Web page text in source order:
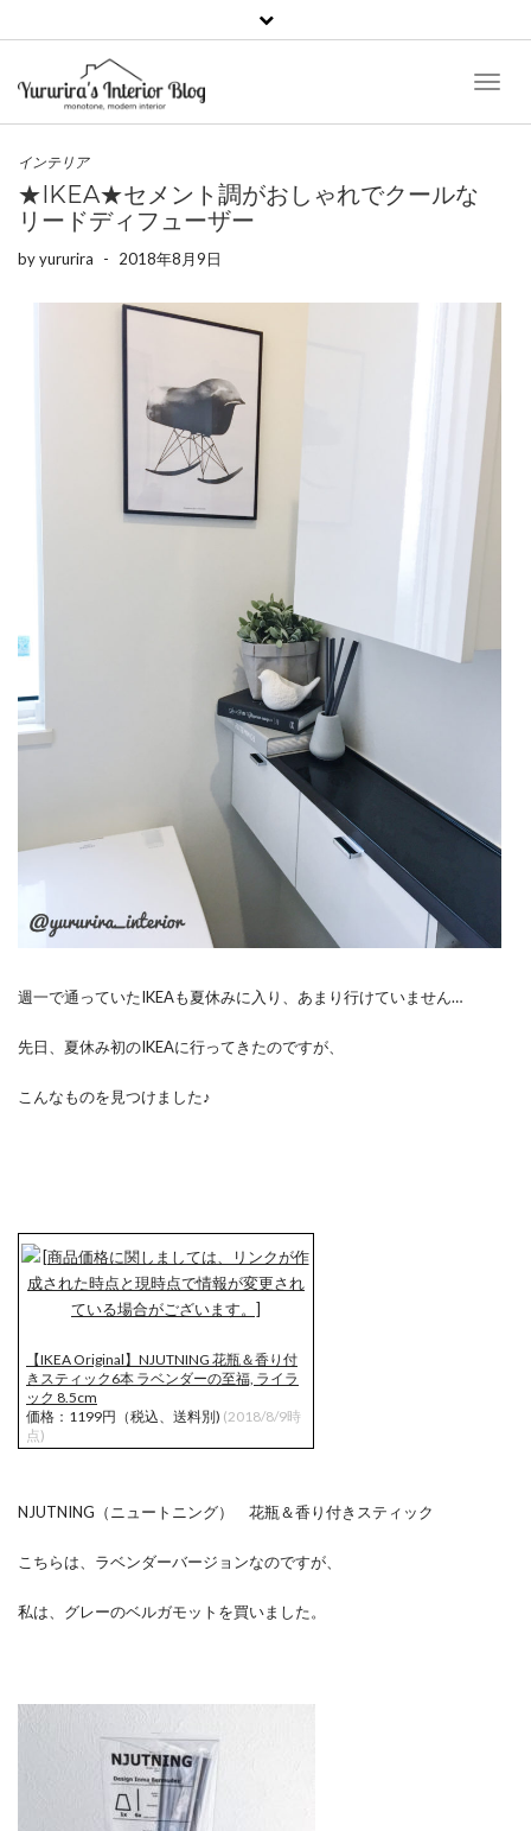
インテリア
★IKEA★セメント調がおしゃれでクールな
リードディフューザー
byyururira - 2018年8月9日
週一で通っていたIKEAも夏休みに入り、あまり行けていません…
先日、夏休み初のIKEAに行ってきたのですが、
こんなものを見つけました♪
【IKEA Original】NJUTNING 花瓶＆香り付
きスティック6本 ラベンダーの至福, ライラ
ック 8.5cm
価格：1199円（税込、送料別) (2018/8/9時
点)
NJUTNING（ニュートニング） 花瓶＆香り付きスティック
こちらは、ラベンダーバージョンなのですが、
私は、グレーのベルガモットを買いました。